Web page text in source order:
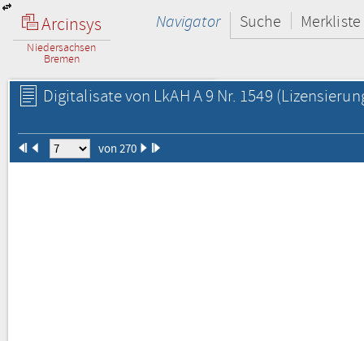
Arcinsys
Niedersachsen
Bremen
Navigator Suche Merkliste
Digitalisate von LkAH A 9 Nr. 1549
von 270